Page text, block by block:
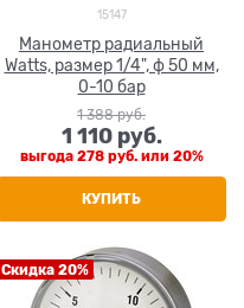
15147
Манометр радиальный
Watts, размер 1/4", ф 50 мм,
0-10 бар
1 388 руб.
1 110 руб.
выгода 278 руб.или 20%
КУПИТЬ
Скидка 20%